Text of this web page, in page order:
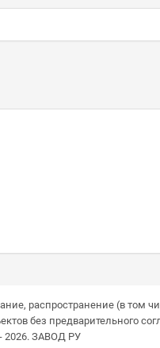
распространение (в том
без предварительного
2026. ЗАВОД РУ